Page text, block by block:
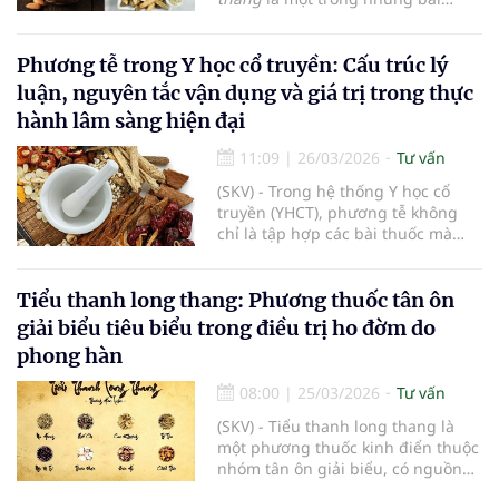
ứng dụng trong một số bệnh lý
hiện đại như viêm cầu thận cấp và
phù do dị ứng lạnh.
rộng rãi qua nhiều thế kỷ. Không
chỉ mang giá trị lịch sử, bài thuốc
còn thể hiện rõ tư duy biện chứng
luận trị, nguyên tắc cốt lõi của Y
học phương Đông khi điều trị
không dựa trên tên bệnh mà dựa
vào bản chất cơ chế bệnh sinh.
Phương tễ trong Y học cổ truyền: Cấu trúc lý
luận, nguyên tắc vận dụng và giá trị trong thực
hành lâm sàng hiện đại
11:09 | 26/03/2026
Tư vấn
(SKV) - Trong hệ thống Y học cổ
truyền (YHCT), phương tễ không
chỉ là tập hợp các bài thuốc mà
cốt lõi chi phối toàn bộ hoạt động
chẩn đoán và điều trị. Việc nghiên
cứu phương tễ, do đó, không thể
pháp – phương – dược”, trong đó
phương tễ đóng vai trò cầu nối
giữa nhận thức bệnh lý và can
thiệp điều trị cụ thể.
Tiểu thanh long thang: Phương thuốc tân ôn
giải biểu tiêu biểu trong điều trị ho đờm do
phong hàn
08:00 | 25/03/2026
Tư vấn
(SKV) - Tiểu thanh long thang là
một phương thuốc kinh điển thuộc
nhóm tân ôn giải biểu, có nguồn